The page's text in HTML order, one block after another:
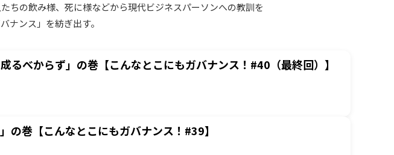
ちの飲み様、死に様などから現代ビジネスパーソンへの教訓を
ナンス」を紡ぎ出す。
べからず」の巻【こんなとこにもガバナンス！#40（最終回）】
の巻【こんなとこにもガバナンス！#39】